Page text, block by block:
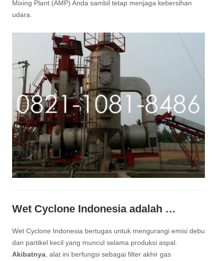
Mixing Plant (AMP) Anda sambil tetap menjaga kebersihan
udara.
Wet Cyclone Indonesia adalah …
Wet Cyclone Indonesia bertugas untuk mengurangi emisi debu
dan partikel kecil yang muncul selama produksi aspal.
Akibatnya, alat ini berfungsi sebagai filter akhir gas